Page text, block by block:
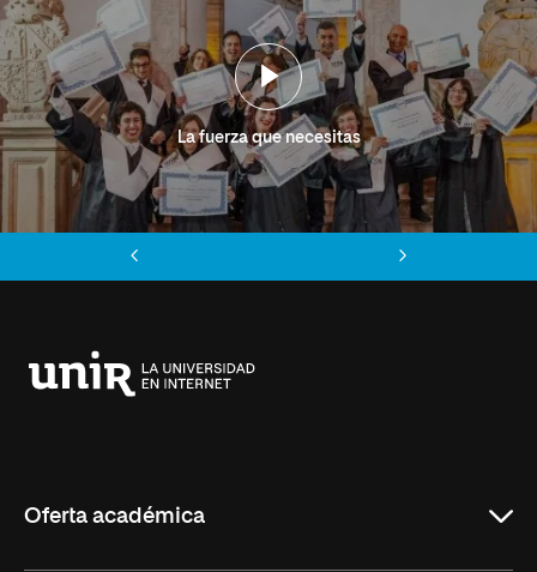
La fuerza que necesitas
Oferta académica